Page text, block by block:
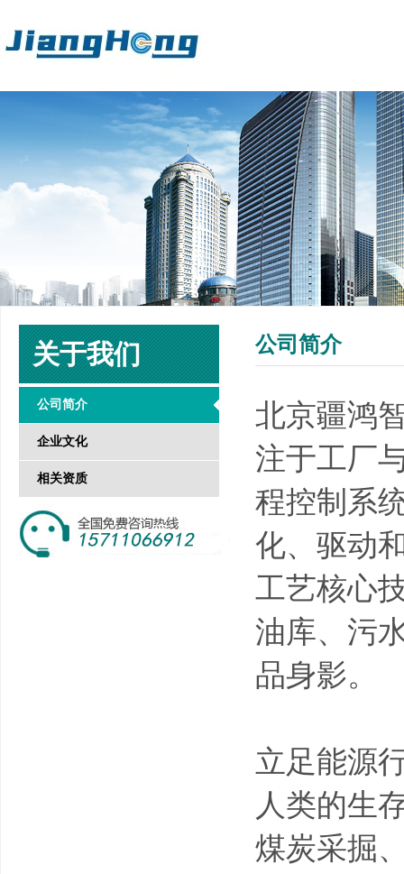
关于我们
公司简介
企业文化
相关资质
公司简介
北京疆鸿
注于工厂
程控制系
化、驱动
工艺核心
油库、污
品身影。
立足能源
人类的生
煤炭采掘